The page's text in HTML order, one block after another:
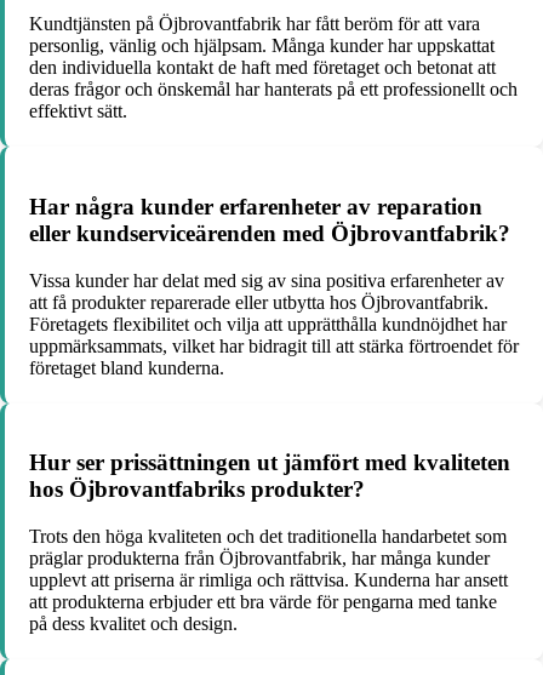
Kundtjänsten på Öjbrovantfabrik har fått beröm för att vara
personlig, vänlig och hjälpsam. Många kunder har uppskattat
den individuella kontakt de haft med företaget och betonat att
deras frågor och önskemål har hanterats på ett professionellt och
effektivt sätt.
Har några kunder erfarenheter av reparation
eller kundserviceärenden med Öjbrovantfabrik?
Vissa kunder har delat med sig av sina positiva erfarenheter av
att få produkter reparerade eller utbytta hos Öjbrovantfabrik.
Företagets flexibilitet och vilja att upprätthålla kundnöjdhet har
uppmärksammats, vilket har bidragit till att stärka förtroendet för
företaget bland kunderna.
Hur ser prissättningen ut jämfört med kvaliteten
hos Öjbrovantfabriks produkter?
Trots den höga kvaliteten och det traditionella handarbetet som
präglar produkterna från Öjbrovantfabrik, har många kunder
upplevt att priserna är rimliga och rättvisa. Kunderna har ansett
att produkterna erbjuder ett bra värde för pengarna med tanke
på dess kvalitet och design.